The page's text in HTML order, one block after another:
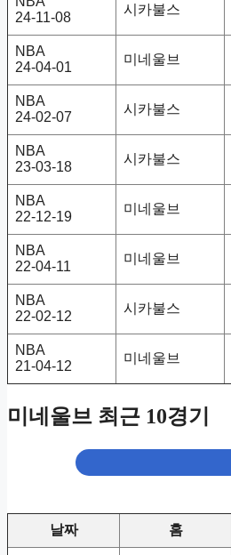
24-11-08
시카불스
NBA
24-04-01
미네울브
NBA
24-02-07
시카불스
NBA
23-03-18
시카불스
NBA
22-12-19
미네울브
NBA
22-04-11
미네울브
NBA
22-02-12
시카불스
NBA
21-04-12
미네울브
미네울브 최근 10경기
날짜 홈